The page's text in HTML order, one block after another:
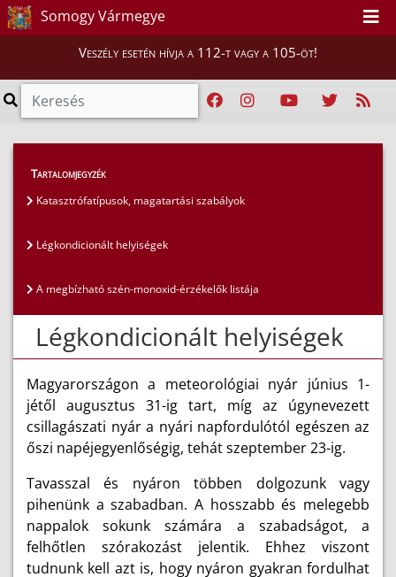
Somogy Vármegye
Veszély esetén hívja a 112-t vagy a 105-öt!
Lakosság >
Légkondicionált helyiségek
Tartalomjegyzék
Katasztrófatípusok, magatartási szabályok
Légkondicionált helyiségek
A megbízható szén-monoxid-érzékelők listája
Légkondicionált helyiségek
Magyarországon a meteorológiai nyár június 1-
jétől augusztus 31-ig tart, míg az úgynevezett
csillagászati nyár a nyári napfordulótól egészen az
őszi napéjegyenlőségig, tehát szeptember 23-ig.
Tavasszal és nyáron többen dolgozunk vagy
pihenünk a szabadban. A hosszabb és melegebb
nappalok sokunk számára a szabadságot, a
felhőtlen szórakozást jelentik. Ehhez viszont
tudnunk kell azt is, hogy nyáron gyakran fordulhat